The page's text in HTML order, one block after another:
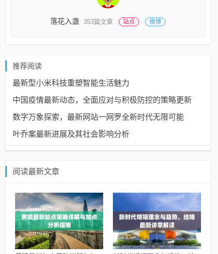
落花入盏 353篇文章 站点 微博
推荐阅读
最新型小米科技重塑智能生活魅力
中国疫情最新动态，全面应对与积极防控的策略更新
数字万象探索，最新网站一网罗全新时代无限可能
叶乔案最新进展及其社会影响分析
阅读最新文章